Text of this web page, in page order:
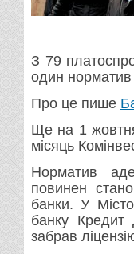
З 79
один
Про це пише
Ще на 1
місяць
Норматив
повинен
банки. У
банку
забрав